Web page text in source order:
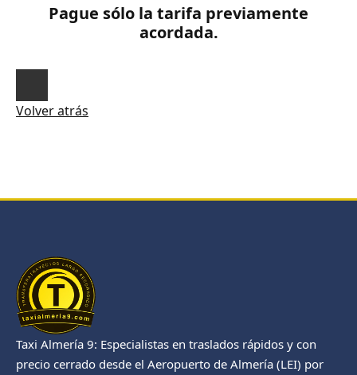
Pague sólo la tarifa previamente
acordada.
Volver atrás
Taxi Almería 9: Especialistas en traslados rápidos y con
precio cerrado desde el Aeropuerto de Almería (LEI) por